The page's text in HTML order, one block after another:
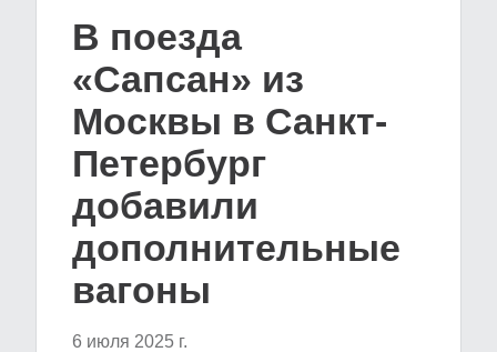
В поезда
«Сапсан» из
Москвы в Санкт-
Петербург
добавили
дополнительные
вагоны
6 июля 2025 г.